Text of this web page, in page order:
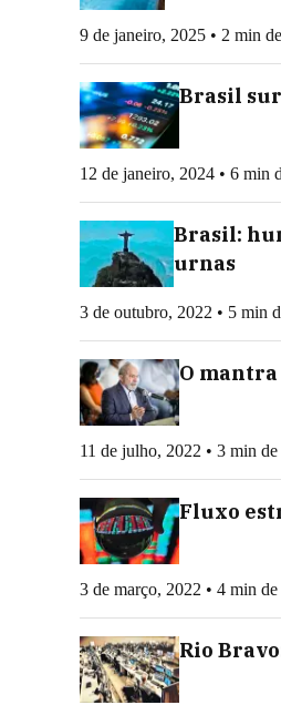
9 de janeiro, 2025 • 2 min
Brasil
12 de janeiro, 2024 • 6 min
Brasil:
urnas
3 de outubro, 2022 • 5 min
O
11 de julho, 2022 • 3 min
Fluxo
3 de março, 2022 • 4 min
Rio